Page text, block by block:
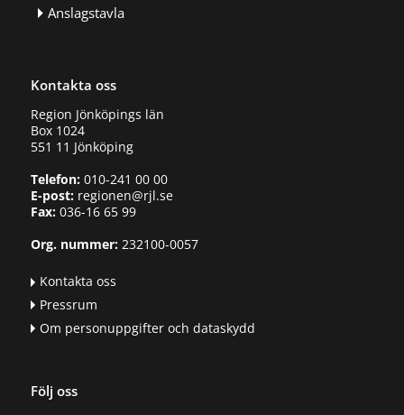
Anslagstavla
Kontakta oss
Region Jönköpings län
Box 1024
551 11 Jönköping
Telefon:010-241 00 00
E-post:regionen@rjl.se
Fax: 036-16 65 99
Org. nummer:232100-0057
Kontakta oss
Pressrum
Om personuppgifter och dataskydd
Följ oss